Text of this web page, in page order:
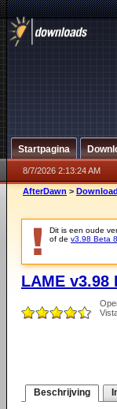
Startpagina
8/7/2026 2:13:24 AM
AfterDawn >
Dit is een oude
of de v3.98 Beta
LAME v3.98
Beschrijving